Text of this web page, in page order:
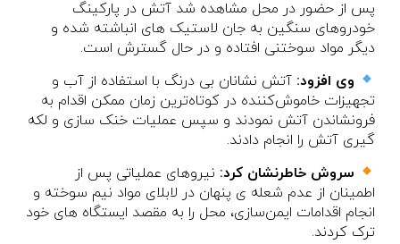
پس از حضور در محل مشاهده شد آتش در پارکینگ
خودروهای سنگین به جان لاستیک های انباشته شده و
دیگر مواد سوختنی افتاده و در حال گسترش است.
وی افزود: آتش نشانان بی درنگ با استفاده از آب و
تجهیزات خاموش‌کننده در کوتاه‌ترین زمان ممکن اقدام به
فرونشاندن آتش نمودند و سپس عملیات خنک سازی و لکه
گیری آتش را انجام دادند.
سروش خاطرنشان کرد: نیروهای عملیاتی پس از
اطمینان از عدم شعله ی پنهان در لابلای مواد نیم سوخته و
انجام اقدامات ایمن‌سازی، محل را به مقصد ایستگاه های خود
ترک کردند.